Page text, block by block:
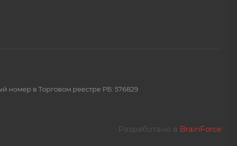
номер в Торговом реестре РБ: 576829
Разработано в BrainForce